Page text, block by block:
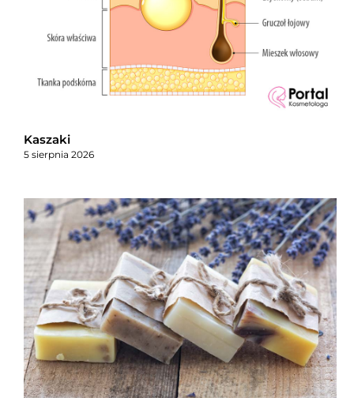
Kaszaki
5 sierpnia 2026